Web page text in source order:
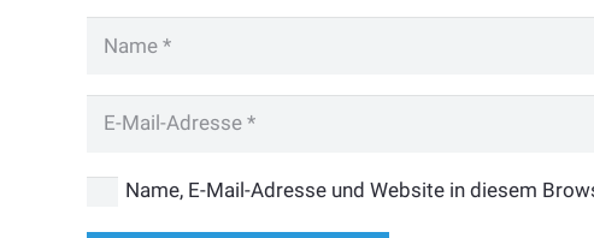
Name, E-Mail-Adresse und Website in diesem